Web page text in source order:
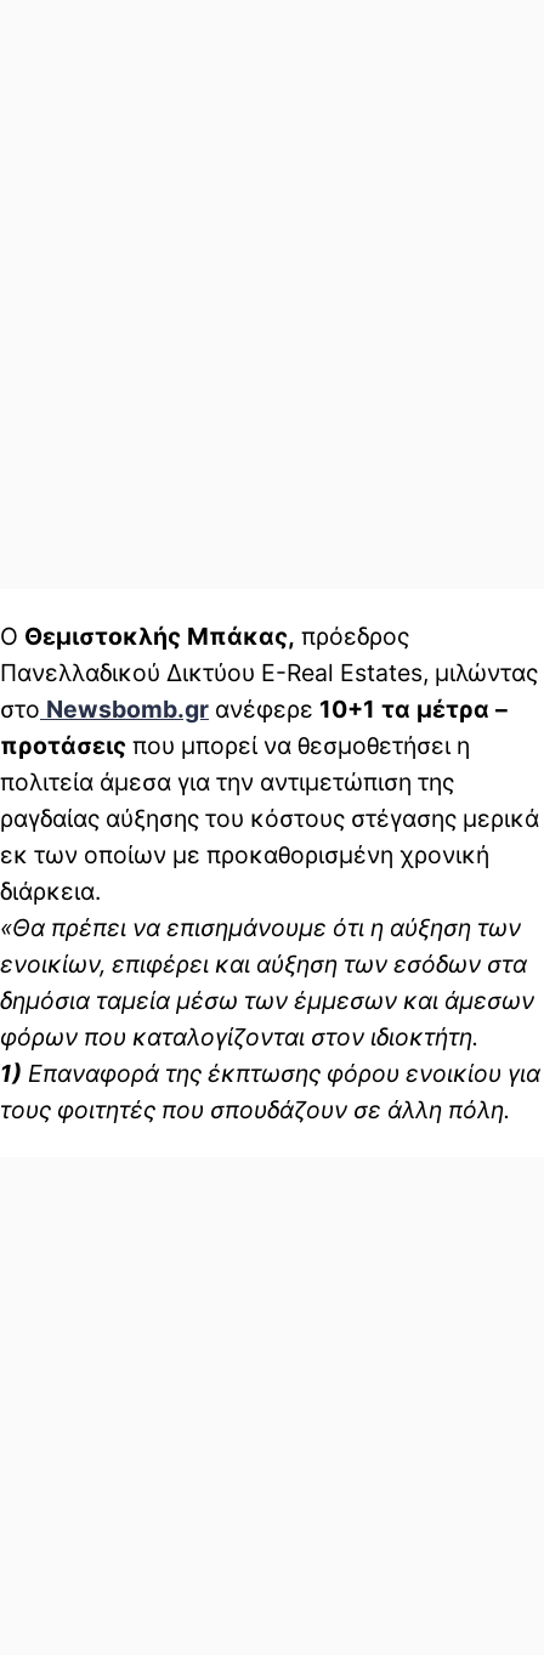
Ο Θεμιστοκλής Μπάκας, πρόεδρος
Πανελλαδικού Δικτύου E-Real Estates, μιλώντας
στο Newsbomb.gr ανέφερε 10+1 τα μέτρα –
προτάσεις που μπορεί να θεσμοθετήσει η
πολιτεία άμεσα για την αντιμετώπιση της
ραγδαίας αύξησης του κόστους στέγασης μερικά
εκ των οποίων με προκαθορισμένη χρονική
διάρκεια.
«Θα πρέπει να επισημάνουμε ότι η αύξηση των
ενοικίων, επιφέρει και αύξηση των εσόδων στα
δημόσια ταμεία μέσω των έμμεσων και άμεσων
φόρων που καταλογίζονται στον ιδιοκτήτη.
1) Επαναφορά της έκπτωσης φόρου ενοικίου για
τους φοιτητές που σπουδάζουν σε άλλη πόλη.